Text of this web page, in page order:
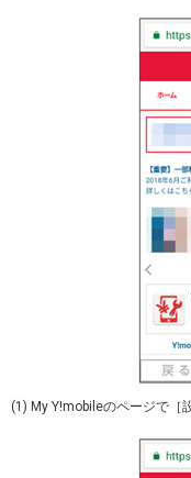
(1) My Y!mobileのページで［